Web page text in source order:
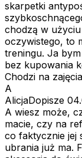
skarpetki
chodzą w
oczywistego, to
treningu. Ja
bez kupowania
Chodzi na
A
AlicjaDopisze
A wiesz może,
macie, czy na
co faktycznie jej
ubrania już ma.